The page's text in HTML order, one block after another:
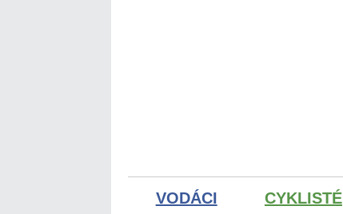
VODÁCI CYKLISTÉ